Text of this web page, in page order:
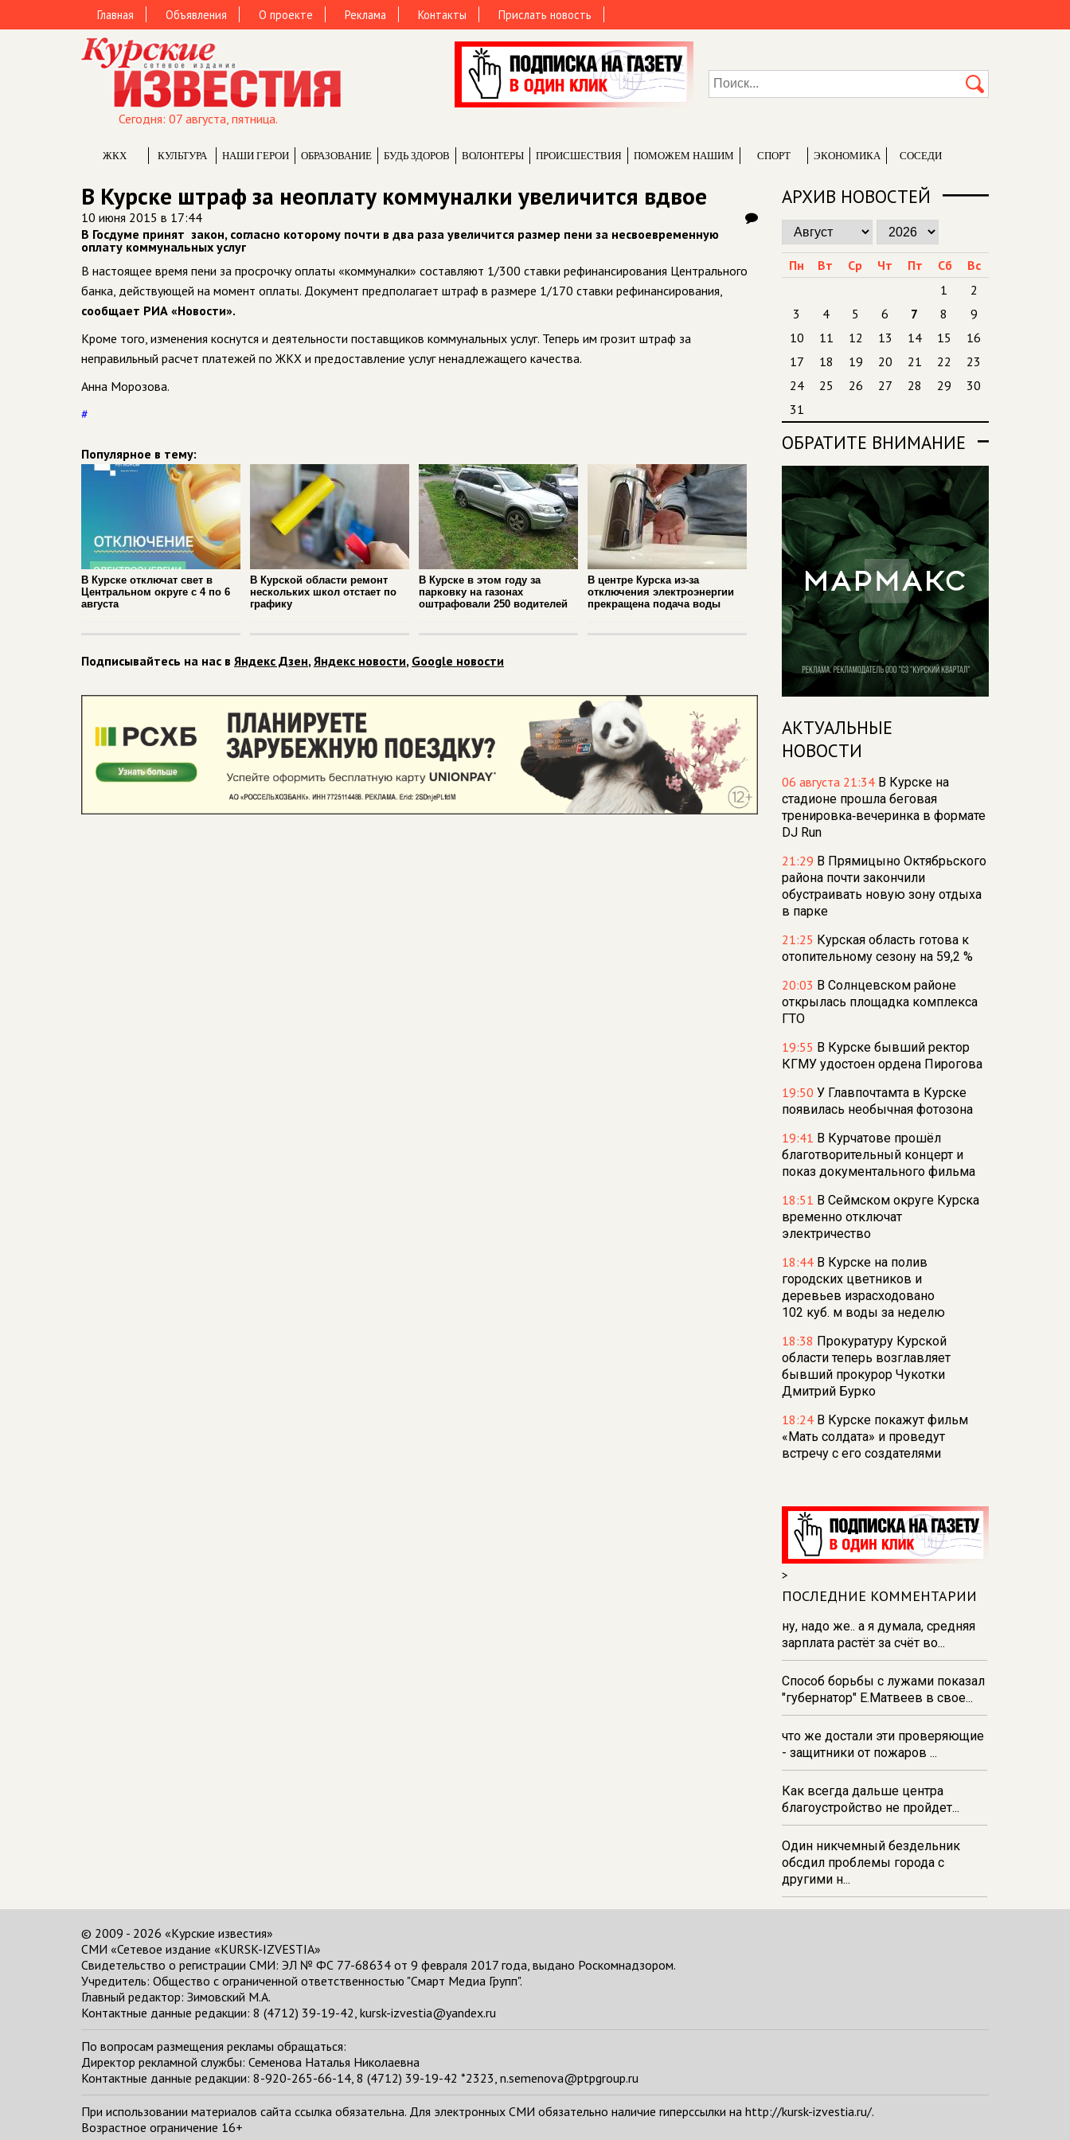
Главная Объявления О проекте Реклама Контакты Прислать новость
Сегодня: 07 августа, пятница.
ЖКХ КУЛЬТУРА НАШИ ГЕРОИ ОБРАЗОВАНИЕ БУДЬ ЗДОРОВ ВОЛОНТЕРЫ ПРОИCШЕСТВИЯ ПОМОЖЕМ НАШИМ СПОРТ ЭКОНОМИКА СОСЕДИ
В Курске штраф за неоплату коммуналки увеличится вдвое
10 июня 2015 в 17:44
В Госдуме принят закон, согласно которому почти в два раза увеличится размер пени за несвоевременную
оплату коммунальных услуг
В настоящее время пени за просрочку оплаты «коммуналки» составляют 1/300 ставки рефинансирования Центрального
банка, действующей на момент оплаты. Документ предполагает штраф в размере 1/170 ставки рефинансирования,
сообщает РИА «Новости».
Кроме того, изменения коснутся и деятельности поставщиков коммунальных услуг. Теперь им грозит штраф за
неправильный расчет платежей по ЖКХ и предоставление услуг ненадлежащего качества.
Анна Морозова.
#
Популярное в тему:
В Курске отключат свет в
Центральном округе с 4 по 6
августа
В Курской области ремонт
нескольких школ отстает по
графику
В Курске в этом году за
парковку на газонах
оштрафовали 250 водителей
В центре Курска из‑за
отключения электроэнергии
прекращена подача воды
Подписывайтесь на нас в Яндекс Дзен,Яндекс новости, Google новости
АРХИВ НОВОСТЕЙ
Пн Вт Ср Чт Пт Сб
Вс
1
2
3
4 5 6 7 8
9
10
11 12 13 14 15
16
17
18 19 20 21 22
23
24
25 26 27 28 29
30
31
ОБРАТИТЕ ВНИМАНИЕ
АКТУАЛЬНЫЕ
НОВОСТИ
06 августа 21:34 В Курске на
стадионе прошла беговая
тренировка‑вечеринка в формате
DJ Run
21:29 В Прямицыно Октябрьского
района почти закончили
обустраивать новую зону отдыха
в парке
21:25 Курская область готова к
отопительному сезону на 59,2 %
20:03 В Солнцевском районе
открылась площадка комплекса
ГТО
19:55 В Курске бывший ректор
КГМУ удостоен ордена Пирогова
19:50 У Главпочтамта в Курске
появилась необычная фотозона
19:41 В Курчатове прошёл
благотворительный концерт и
показ документального фильма
18:51 В Сеймском округе Курска
временно отключат
электричество
18:44 В Курске на полив
городских цветников и
деревьев израсходовано
102 куб. м воды за неделю
18:38 Прокуратуру Курской
области теперь возглавляет
бывший прокурор Чукотки
Дмитрий Бурко
18:24 В Курске покажут фильм
«Мать солдата» и проведут
встречу с его создателями
из‑за проблем с водоснабжением
17:23
В Курске установили две
камеры ПДД на превышение
скорости
16:55В Курске жителя
Тюменской области осудили за
незаконную перевозку
взрывчатки
16:47В Курске капремонт дорог
выполнен на 54%
>
ПОСЛЕДНИЕ КОММЕНТАРИИ
ну, надо же.. а я думала, средняя
зарплата растёт за счёт во...
Способ борьбы с лужами показал
"губернатор" Е.Матвеев в свое...
что же достали эти проверяющие
- защитники от пожаров ...
Как всегда дальше центра
благоустройство не пройдет...
Один никчемный бездельник
обсдил проблемы города с
другими н...
© 2009 - 2026 «Курские известия»
СМИ «Сетевое издание «KURSK-IZVESTIA»
Свидетельство о регистрации СМИ: ЭЛ № ФС 77-68634 от 9 февраля 2017 года, выдано Роскомнадзором.
Учредитель: Общество с ограниченной ответственностью "Смарт Медиа Групп".
Главный редактор: Зимовский М.А.
Контактные данные редакции: 8 (4712) 39-19-42, kursk-izvestia@yandex.ru
По вопросам размещения рекламы обращаться:
Директор рекламной службы: Семенова Наталья Николаевна
Контактные данные редакции: 8-920-265-66-14, 8 (4712) 39-19-42 *2323, n.semenova@ptpgroup.ru
При использовании материалов сайта ссылка обязательна. Для электронных СМИ обязательно наличие гиперссылки на http://kursk-izvestia.ru/.
Возрастное ограничение 16+